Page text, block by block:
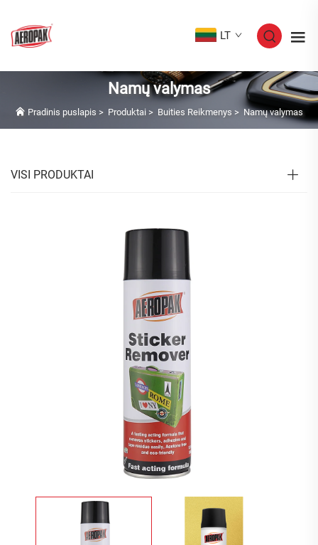
LT
Namų valymas
Pradinis puslapis > Produktai > Buities Reikmenys > Namų valymas
VISI PRODUKTAI